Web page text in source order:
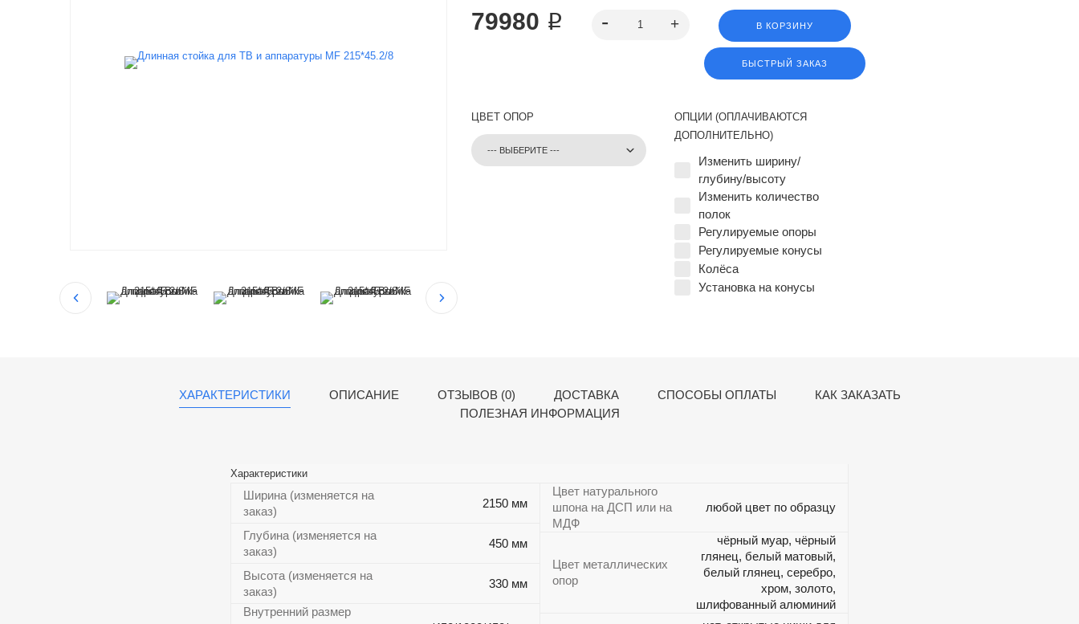
79980 ₽ В КОРЗИНУ
БЫСТРЫЙ ЗАКАЗ
ЦВЕТ ОПОР
ОПЦИИ (ОПЛАЧИВАЮТСЯ
ДОПОЛНИТЕЛЬНО)
Изменить ширину/
глубину/высоту
Изменить количество
полок
Регулируемые опоры
Регулируемые конусы
Колёса
Установка на конусы
ХАРАКТЕРИСТИКИ ОПИСАНИЕ ОТЗЫВОВ (0) ДОСТАВКА СПОСОБЫ ОПЛАТЫ
КАК ЗАКАЗАТЬ
ПОЛЕЗНАЯ ИНФОРМАЦИЯ
Характеристики
Ширина (изменяется на
заказ)
2150 мм
Глубина (изменяется на
заказ)
450 мм
Высота (изменяется на
заказ)
330 мм
Внутренний размер
Цвет натурального
шпона на ДСП или на
МДФ
любой цвет по образцу
Цвет металлических
опор
чёрный муар, чёрный
глянец, белый матовый,
белый глянец, серебро,
хром, золото,
шлифованный алюминий